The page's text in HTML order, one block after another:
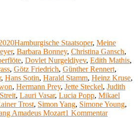
von
Wolfgang
Amadeus
Mozart“
Kategorien
Hamburgische Staatsoper, Meine
, Barbara Bonney, Christina Gansch,
, Dovlet Nurgeldiyev, Edith Mathis,
, Götz Friedrich, Günther Rennert,
, Hans Sotin, Harald Stamm, Heinz Kruse,
, Hermann Prey, Jette Steckel, Judith
, Lauri Vasar, Lucia Popp, Mikael
Trost, Simon Yang, Simone Young,
Amadeus Mozart1 Kommentarzu